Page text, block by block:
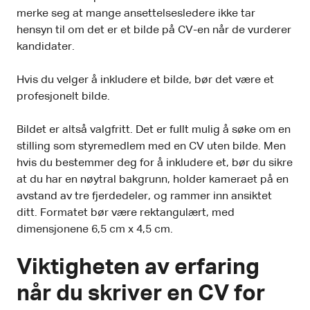
merke seg at mange ansettelsesledere ikke tar
hensyn til om det er et bilde på CV-en når de vurderer
kandidater.
Hvis du velger å inkludere et bilde, bør det være et
profesjonelt bilde.
Bildet er altså valgfritt. Det er fullt mulig å søke om en
stilling som styremedlem med en CV uten bilde. Men
hvis du bestemmer deg for å inkludere et, bør du sikre
at du har en nøytral bakgrunn, holder kameraet på en
avstand av tre fjerdedeler, og rammer inn ansiktet
ditt. Formatet bør være rektangulært, med
dimensjonene 6,5 cm x 4,5 cm.
Viktigheten av erfaring
når du skriver en CV for